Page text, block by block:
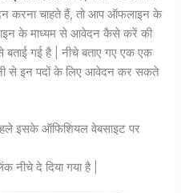
करना चाहते हैं, तो आप ऑफलाइन के
के माध्यम से आवेदन कैसे करें की
बताई गई है | नीचे बताए गए एक एक
से इन पदों के लिए आवेदन कर सकते
इसके ऑफिशियल वेबसाइट पर
नीचे दे दिया गया है |